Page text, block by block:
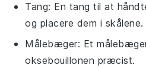
Tang: En tang til at
og placere dem i skålene.
Målebæger: Et
oksebouillonen præcist.